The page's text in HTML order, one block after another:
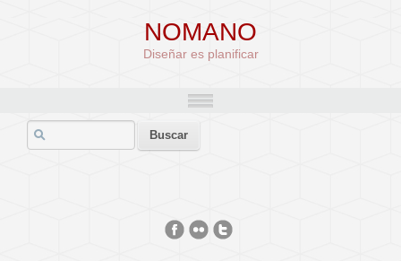
NOMANO
Diseñar es planificar